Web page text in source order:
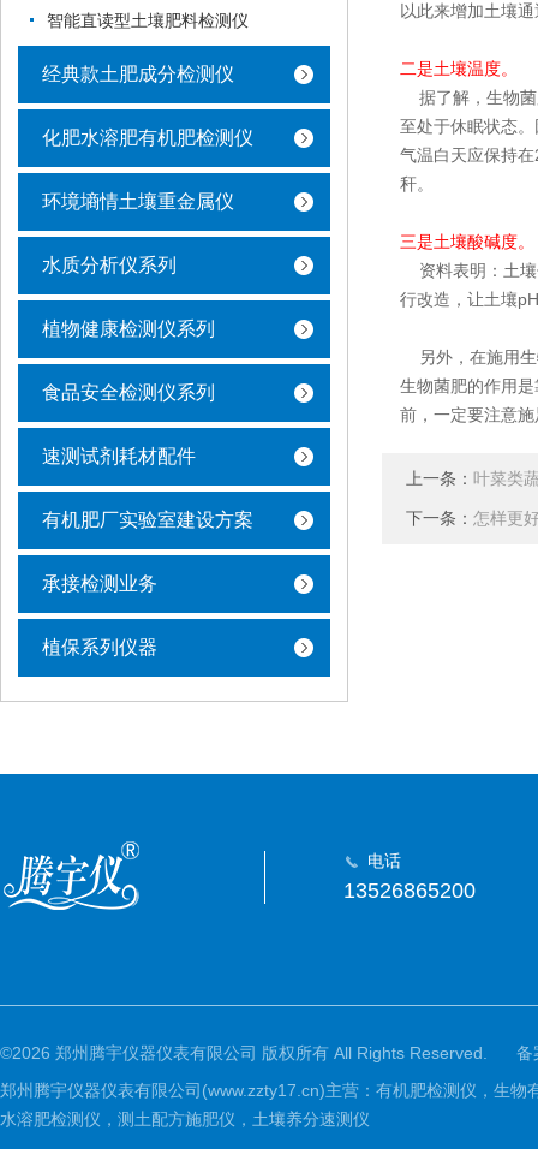
智能直读型土壤肥料检测仪
经典款土肥成分检测仪
化肥水溶肥有机肥检测仪
环境墒情土壤重金属仪
水质分析仪系列
植物健康检测仪系列
食品安全检测仪系列
速测试剂耗材配件
有机肥厂实验室建设方案
承接检测业务
植保系列仪器
以此来增加土壤
二是土壤温度。
据了解，生物菌
至处于休眠状态
气温白天应保持
秆。
三是土壤酸碱度。
资料表明：土壤
行改造，让土壤
另外，在施用生
生物菌肥的作用
前，一定要注意
上一条： 叶菜类
下一条： 怎样更
电话
13526865200
©2026 郑州腾宇仪器仪表有限公司 版权所有 All Rights Reserved.
备
郑州腾宇仪器仪表有限公司(www.zzty17.cn)主营：有机肥检测仪，生
水溶肥检测仪，测土配方施肥仪，土壤养分速测仪